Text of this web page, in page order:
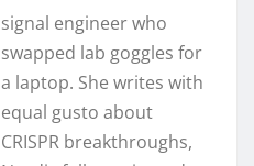
signal engineer who
swapped lab goggles for
a laptop. She writes with
equal gusto about
CRISPR breakthroughs,